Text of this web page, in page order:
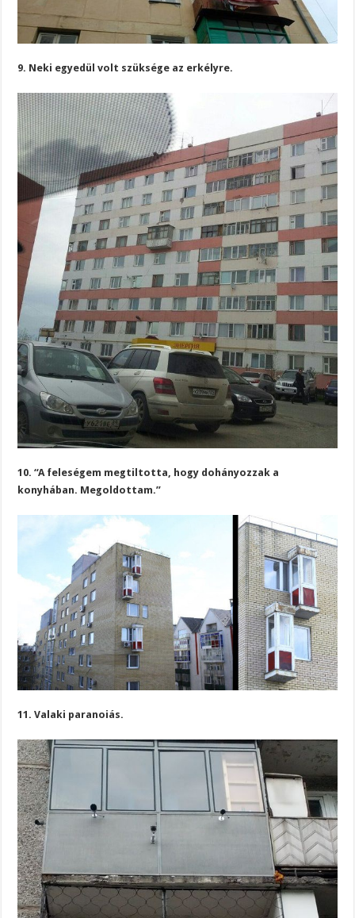
9. Neki egyedül volt szüksége az erkélyre.
10. “A feleségem megtiltotta, hogy dohányozzak a
konyhában. Megoldottam.”
11. Valaki paranoiás.